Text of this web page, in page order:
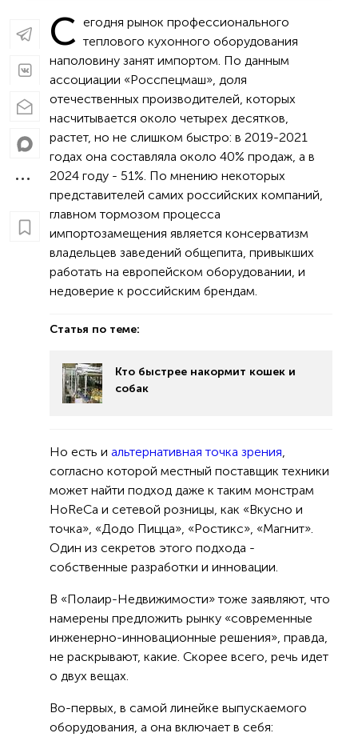
С егодня рынок профессионального
теплового кухонного оборудования
наполовину занят импортом. По данным
ассоциации «Росспецмаш», доля
отечественных производителей, которых
насчитывается около четырех десятков,
растет, но не слишком быстро: в 2019-2021
годах она составляла около 40% продаж, а в
2024 году - 51%. По мнению некоторых
представителей самих российских компаний,
главном тормозом процесса
импортозамещения является консерватизм
владельцев заведений общепита, привыкших
работать на европейском оборудовании, и
недоверие к российским брендам.
Статья по теме:
Кто быстрее накормит кошек и
собак
Но есть и альтернативная точка зрения
согласно которой местный поставщик техники
может найти подход даже к таким монстрам
HoReCa и сетевой розницы, как «Вкусно и
точка», «Додо Пицца», «Ростикс», «Магнит».
Один из секретов этого подхода -
собственные разработки и инновации.
В «Полаир-Недвижимости» тоже заявляют, что
намерены предложить рынку «современные
инженерно-инновационные решения», правда,
не раскрывают, какие. Скорее всего, речь идет
о двух вещах.
Во-первых, в самой линейке выпускаемого
оборудования, а она включает в себя: